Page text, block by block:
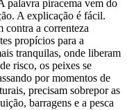
palavra piracema vem do
A explicação é fácil.
contra a correnteza
propícios para a
tranquilas, onde liberam
risco, os peixes se
por momentos de
precisam sobrepor as
barragens e a pesca